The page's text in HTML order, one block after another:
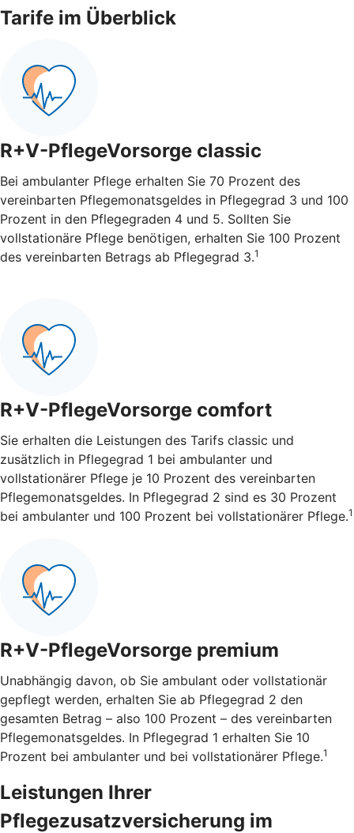
Tarife im Überblick
R+V-PflegeVorsorge classic
Bei ambulanter Pflege erhalten Sie 70 Prozent des
vereinbarten Pflegemonatsgeldes in Pflegegrad 3 und 100
Prozent in den Pflegegraden 4 und 5. Sollten Sie
vollstationäre Pflege benötigen, erhalten Sie 100 Prozent
des vereinbarten Betrags ab Pflegegrad 3.1
R+V-PflegeVorsorge comfort
Sie erhalten die Leistungen des Tarifs classic und
zusätzlich in Pflegegrad 1 bei ambulanter und
vollstationärer Pflege je 10 Prozent des vereinbarten
Pflegemonatsgeldes. In Pflegegrad 2 sind es 30 Prozent
bei ambulanter und 100 Prozent bei vollstationärer Pflege.1
R+V-PflegeVorsorge premium
Unabhängig davon, ob Sie ambulant oder vollstationär
gepflegt werden, erhalten Sie ab Pflegegrad 2 den
gesamten Betrag – also 100 Prozent – des vereinbarten
Pflegemonatsgeldes. In Pflegegrad 1 erhalten Sie 10
Prozent bei ambulanter und bei vollstationärer Pflege.1
Leistungen Ihrer
Pflegezusatzversicherung im